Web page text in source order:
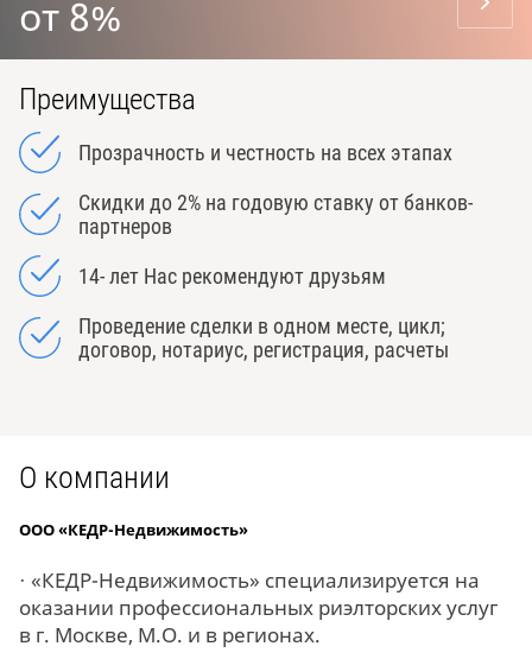
от 8%
Преимущества
Прозрачность и честность на всех этапах
Скидки до 2% на годовую ставку от банков-
партнеров
14- лет Нас рекомендуют друзьям
Проведение сделки в одном месте, цикл;
договор, нотариус, регистрация, расчеты
О компании
ООО «КЕДР-Недвижимость»
· «КЕДР-Недвижимость» специализируется на
оказании профессиональных риэлторских услуг
в г. Москве, М.О. и в регионах.